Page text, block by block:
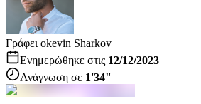
Γράφει οkevin Sharkov
Ενημερώθηκε στις 12/12/2023
Ανάγνωση σε 1'34"